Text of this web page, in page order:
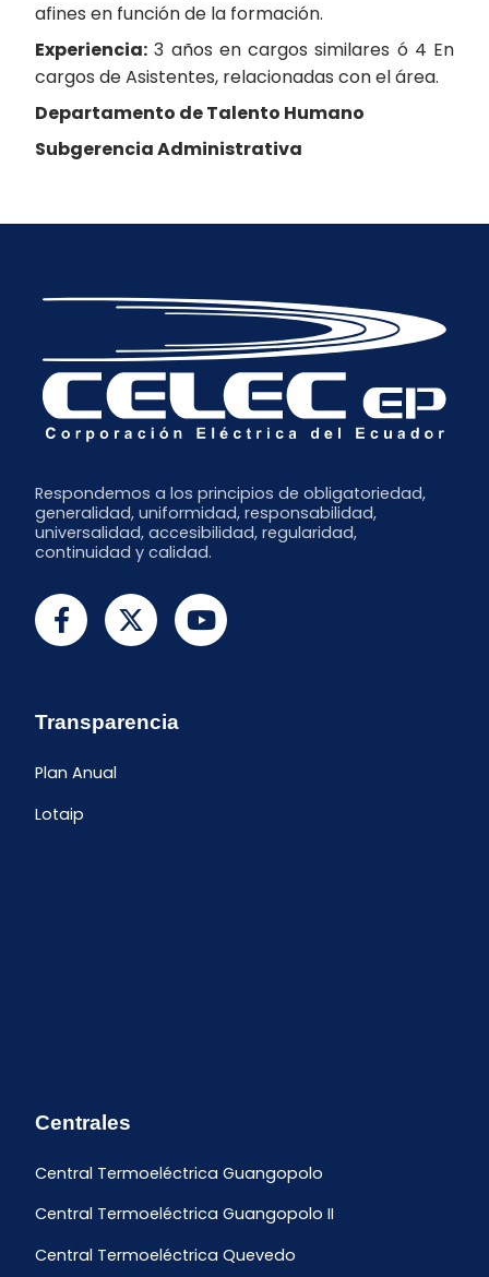
afines en función de la formación.
Experiencia: 3 años en cargos similares ó 4 En
cargos de Asistentes, relacionadas con el área.
Departamento de Talento Humano
Subgerencia Administrativa
Respondemos a los principios de obligatoriedad,
generalidad, uniformidad, responsabilidad,
universalidad, accesibilidad, regularidad,
continuidad y calidad.
Transparencia
Plan Anual
Lotaip
Centrales
Central Termoeléctrica Guangopolo
Central Termoeléctrica Guangopolo II
Central Termoeléctrica Quevedo